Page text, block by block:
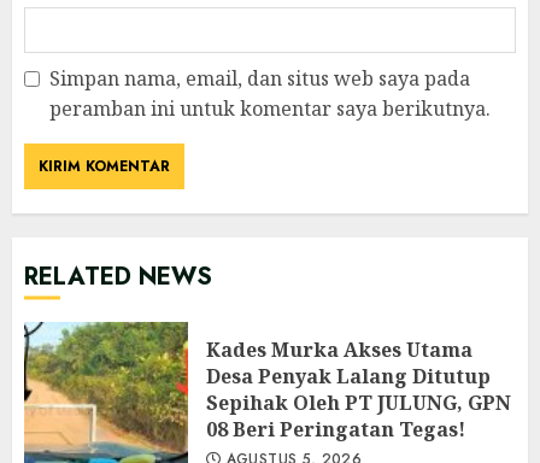
Simpan nama, email, dan situs web saya pada
peramban ini untuk komentar saya berikutnya.
RELATED NEWS
Kades Murka Akses Utama
Desa Penyak Lalang Ditutup
Sepihak Oleh PT JULUNG, GPN
08 Beri Peringatan Tegas!